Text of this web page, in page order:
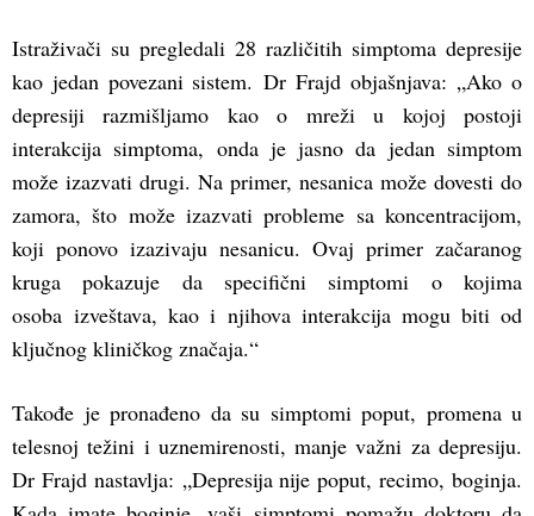
Istraživači su pregledali 28 različitih simptoma depresije
kao jedan povezani sistem. Dr Frajd objašnjava: „Ako o
depresiji razmišljamo kao o mreži u kojoj postoji
interakcija simptoma, onda je jasno da jedan simptom
može izazvati drugi. Na primer, nesanica može dovesti do
zamora, što može izazvati probleme sa koncentracijom,
koji ponovo izazivaju nesanicu. Ovaj primer začaranog
kruga pokazuje da specifični simptomi o kojima
osoba izveštava, kao i njihova interakcija mogu biti od
ključnog kliničkog značaja.“
Takođe je pronađeno da su simptomi poput, promena u
telesnoj težini i uznemirenosti, manje važni za depresiju.
Dr Frajd nastavlja: „Depresija nije poput, recimo, boginja.